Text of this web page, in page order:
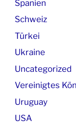
Spanien
Schweiz
Türkei
Ukraine
Uncategorized
Vereinigtes
Uruguay
USA